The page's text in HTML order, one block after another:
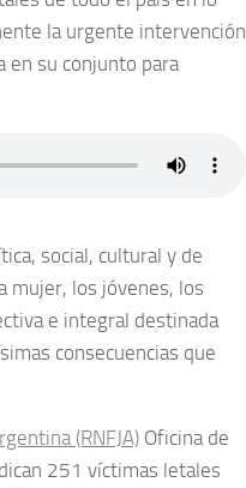
la urgente intervención
en su conjunto para
social, cultural y de
mujer, los jóvenes, los
e integral destinada
consecuencias que
(RNFJA) Oficina de
251 víctimas letales